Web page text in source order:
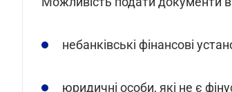
небанківські фінансові
юридичні особи, які не є